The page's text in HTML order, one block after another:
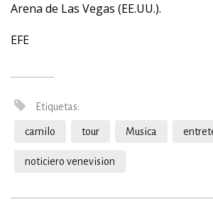
Arena de Las Vegas (EE.UU.).
EFE
Etiquetas:
camilo tour Musica
noticiero venevision